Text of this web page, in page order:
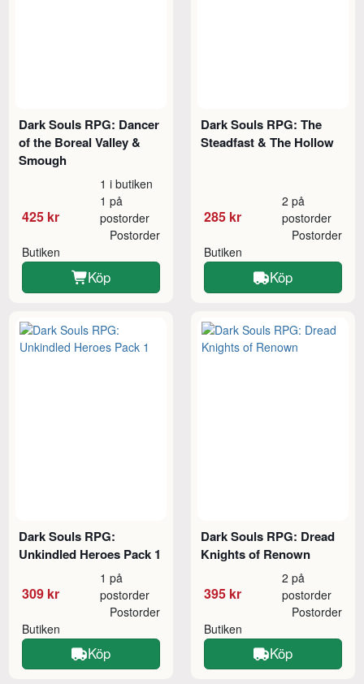
Dark Souls RPG: Dancer
of the Boreal Valley &
Smough
425 kr
1 i butiken
1 på
postorder
Butiken
Postorder
Köp
Dark Souls RPG: The
Steadfast & The Hollow
285 kr
2 på
postorder
Butiken
Postorder
Köp
Dark Souls RPG:
Unkindled Heroes Pack 1
309 kr
1 på
postorder
Butiken
Postorder
Köp
Dark Souls RPG: Dread
Knights of Renown
395 kr
2 på
postorder
Butiken
Postorder
Köp